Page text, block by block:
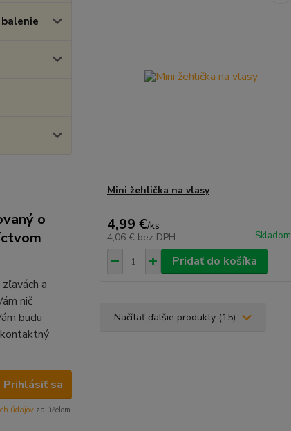
o
a
nič
budu
Prihlásiť sa
údajov za účelom
Mini žehlička na vlasy
4,99 €/ks
4,06 € bez DPH Skladom
Pridať do košíka
Načítať ďalšie produkty (15)